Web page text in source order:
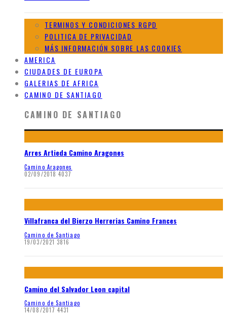
TERMINOS Y CONDICIONES RGPD
POLITICA DE PRIVACIDAD
MÁS INFORMACIÓN SOBRE LAS COOKIES
AMERICA
CIUDADES DE EUROPA
GALERIAS DE AFRICA
CAMINO DE SANTIAGO
CAMINO DE SANTIAGO
Arres Artieda Camino Aragones
Camino Aragones
02/09/2018 4037
Villafranca del Bierzo Herrerias Camino Frances
Camino de Santiago
19/03/2021 3816
Camino del Salvador Leon capital
Camino de Santiago
14/08/2017 4431